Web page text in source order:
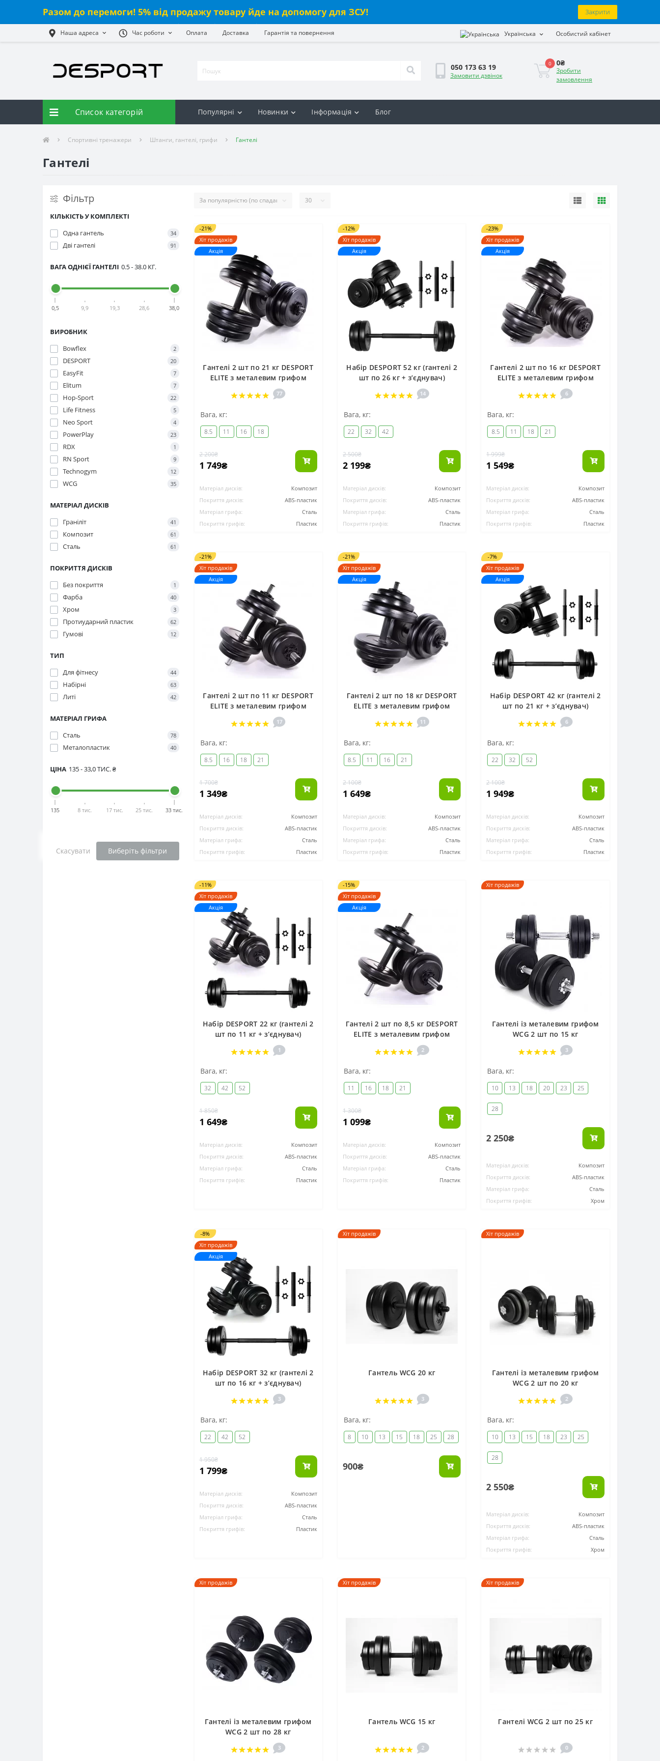
Разом до перемоги! 5% від продажу товару йде на допомогу для ЗСУ! Закрити
Наша адреса Час роботи Оплата Доставка Гарантія та повернення Українська Особистий кабінет
050 173 63 19
Замовити дзвінок
0 0₴
Зробити
замовлення
Список категорій Популярні Новинки Інформація Блог
Спортивні тренажери Штанги, гантелі, грифи Гантелі
Гантелі
Фільтр
КІЛЬКІСТЬ У КОМПЛЕКТІ
Одна гантель
34
Дві гантелі 91
0.5-38.0 КГ.
ВАГА ОДНІЄЇ ГАНТЕЛІ
0,5 9,9 19,3 28,6 38,0
ВИРОБНИК
Bowflex
2
DESPORT 20
EasyFit 7
Elitum 7
Hop-Sport 22
Life Fitness 5
Neo Sport 4
PowerPlay 23
RDX 1
RN Sport 9
Technogym 12
WCG 35
МАТЕРІАЛ ДИСКІВ
Граніліт
41
Композит 61
Сталь 61
ПОКРИТТЯ ДИСКІВ
Без покриття
1
Фарба 40
Хром 3
Протиударний пластик 62
Гумові 12
ТИП
Для фітнесу
44
Набірні 63
Литі 42
МАТЕРІАЛ ГРИФА
Сталь
78
Металопластик 40
135-33,0 ТИС.₴
ЦІНА
135 8 тис. 17 тис. 25 тис. 33 тис.
Скасувати Виберіть фільтри
-21%
Хіт продажів
Акція
Гантелі 2 шт по 21 кг DESPORT
ELITE з металевим грифом
77
Вага, кг:
8.5 11 16 18
2 200₴
1 749₴
Матеріал дисків:
Композит
Покриття дисків:
ABS-пластик
Матеріал грифа:
Сталь
Покриття грифів:
Пластик
-12%
Хіт продажів
Акція
Набір DESPORT 52 кг (гантелі 2
шт по 26 кг + зʼєднувач)
14
Вага, кг:
22 32 42
2 500₴
2 199₴
Матеріал дисків:
Композит
Покриття дисків:
ABS-пластик
Матеріал грифа:
Сталь
Покриття грифів:
Пластик
-23%
Хіт продажів
Акція
Гантелі 2 шт по 16 кг DESPORT
ELITE з металевим грифом
6
Вага, кг:
8.5 11 18 21
1 999₴
1 549₴
Матеріал дисків:
Композит
Покриття дисків:
ABS-пластик
Матеріал грифа:
Сталь
Покриття грифів:
Пластик
-21%
Хіт продажів
Акція
Гантелі 2 шт по 11 кг DESPORT
ELITE з металевим грифом
17
Вага, кг:
8.5 16 18 21
1 700₴
1 349₴
Матеріал дисків:
Композит
Покриття дисків:
ABS-пластик
Матеріал грифа:
Сталь
Покриття грифів:
Пластик
-21%
Хіт продажів
Акція
Гантелі 2 шт по 18 кг DESPORT
ELITE з металевим грифом
11
Вага, кг:
8.5 11 16 21
2 100₴
1 649₴
Матеріал дисків:
Композит
Покриття дисків:
ABS-пластик
Матеріал грифа:
Сталь
Покриття грифів:
Пластик
-7%
Хіт продажів
Акція
Набір DESPORT 42 кг (гантелі 2
шт по 21 кг + зʼєднувач)
6
Вага, кг:
22 32 52
2 100₴
1 949₴
Матеріал дисків:
Композит
Покриття дисків:
ABS-пластик
Матеріал грифа:
Сталь
Покриття грифів:
Пластик
-11%
Хіт продажів
Акція
Набір DESPORT 22 кг (гантелі 2
шт по 11 кг + зʼєднувач)
1
Вага, кг:
32 42 52
1 850₴
1 649₴
Матеріал дисків:
Композит
Покриття дисків:
ABS-пластик
Матеріал грифа:
Сталь
Покриття грифів:
Пластик
-15%
Хіт продажів
Акція
Гантелі 2 шт по 8,5 кг DESPORT
ELITE з металевим грифом
2
Вага, кг:
11 16 18 21
1 300₴
1 099₴
Матеріал дисків:
Композит
Покриття дисків:
ABS-пластик
Матеріал грифа:
Сталь
Покриття грифів:
Пластик
Хіт продажів
Гантелі із металевим грифом
WCG 2 шт по 15 кг
3
Вага, кг:
10 13 18 20 23 25
28
2 250₴
Матеріал дисків:
Композит
Покриття дисків:
ABS-пластик
Матеріал грифа:
Сталь
Покриття грифів:
Хром
-8%
Хіт продажів
Акція
Набір DESPORT 32 кг (гантелі 2
шт по 16 кг + зʼєднувач)
3
Вага, кг:
22 42 52
1 950₴
1 799₴
Матеріал дисків:
Композит
Покриття дисків:
ABS-пластик
Матеріал грифа:
Сталь
Покриття грифів:
Пластик
Хіт продажів
Гантель WCG 20 кг
3
Вага, кг:
8 10 13 15 18 25 28
900₴
Хіт продажів
Гантелі із металевим грифом
WCG 2 шт по 20 кг
2
Вага, кг:
10 13 15 18 23 25
28
2 550₴
Матеріал дисків:
Композит
Покриття дисків:
ABS-пластик
Матеріал грифа:
Сталь
Покриття грифів:
Хром
Хіт продажів
Гантелі із металевим грифом
WCG 2 шт по 28 кг
3
Хіт продажів
Гантель WCG 15 кг
2
Хіт продажів
Гантелі WCG 2 шт по 25 кг
0